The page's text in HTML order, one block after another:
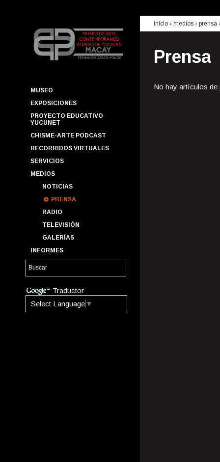
MUSEO
EXPOSICIONES
PROYECTO EDUCATIVO
YUCUNET
CHISME-ARTE PODCAST
RECORRIDOS VIRTUALES
SERVICIOS
MEDIOS
NOTICIAS
PRENSA
RADIO
TELEVISIÓN
GALERÍAS
INFORMES
Traductor
Select Language ▼
inicio › medios › prensa
Prensa
No hay artículos de